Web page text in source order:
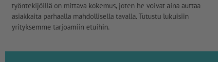
työntekijöillä on mittava kokemus, joten he voivat aina auttaa
asiakkaita parhaalla mahdollisella tavalla. Tutustu lukuisiin
yrityksemme tarjoamiin etuihin.